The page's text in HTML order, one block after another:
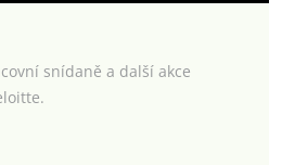
snídaně a další akce